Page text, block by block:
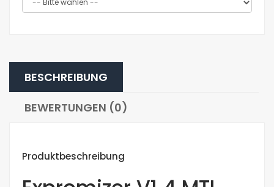
BESCHREIBUNG
BEWERTUNGEN (0)
Produktbeschreibung